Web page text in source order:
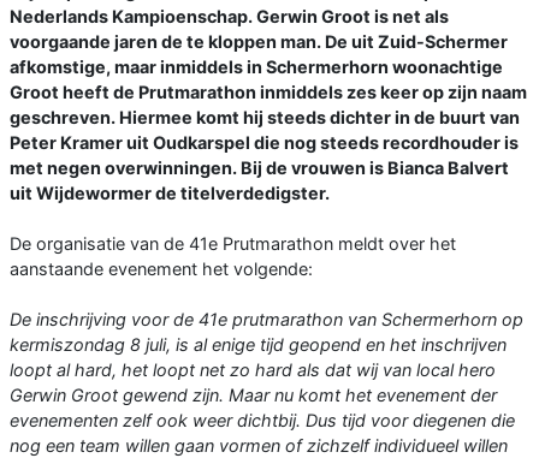
Nederlands Kampioenschap. Gerwin Groot is net als
voorgaande jaren de te kloppen man. De uit Zuid-Schermer
afkomstige, maar inmiddels in Schermerhorn woonachtige
Groot heeft de Prutmarathon inmiddels zes keer op zijn naam
geschreven. Hiermee komt hij steeds dichter in de buurt van
Peter Kramer uit Oudkarspel die nog steeds recordhouder is
met negen overwinningen. Bij de vrouwen is Bianca Balvert
uit Wijdewormer de titelverdedigster.
De organisatie van de 41e Prutmarathon meldt over het
aanstaande evenement het volgende:
De inschrijving voor de 41e prutmarathon van Schermerhorn op
kermiszondag 8 juli, is al enige tijd geopend en het inschrijven
loopt al hard, het loopt net zo hard als dat wij van local hero
Gerwin Groot gewend zijn. Maar nu komt het evenement der
evenementen zelf ook weer dichtbij. Dus tijd voor diegenen die
nog een team willen gaan vormen of zichzelf individueel willen